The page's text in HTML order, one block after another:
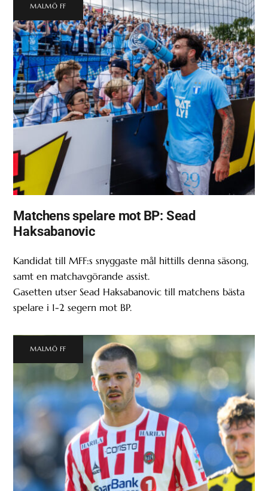
MALMÖ FF
Matchens spelare mot BP: Sead
Haksabanovic
Kandidat till MFF:s snyggaste mål hittills denna säsong,
samt en matchavgörande assist.
Gasetten utser Sead Haksabanovic till matchens bästa
spelare i 1-2 segern mot BP.
MALMÖ FF